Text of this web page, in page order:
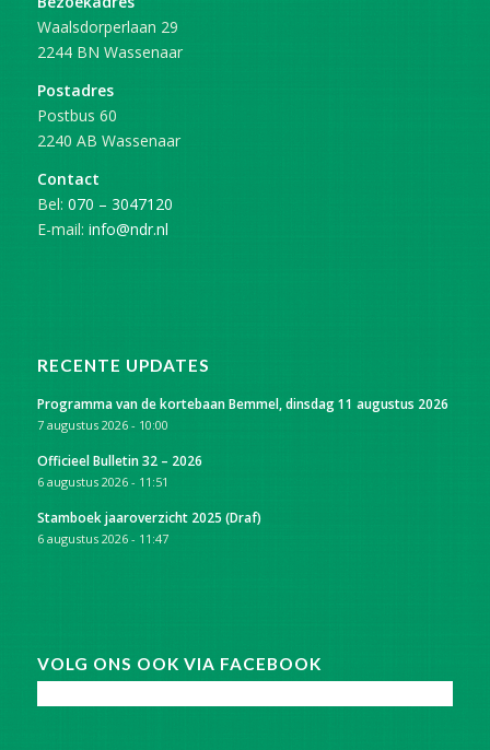
Waalsdorperlaan 29
2244 BN Wassenaar
Postadres
Postbus 60
2240 AB Wassenaar
Contact
Bel: 070 – 3047120
E-mail: info@ndr.nl
RECENTE UPDATES
Programma van de kortebaan Bemmel, dinsdag 11 augustus 2026
7 augustus 2026 - 10:00
Officieel Bulletin 32 – 2026
6 augustus 2026 - 11:51
Stamboek jaaroverzicht 2025 (Draf)
6 augustus 2026 - 11:47
VOLG ONS OOK VIA FACEBOOK